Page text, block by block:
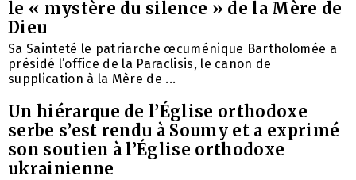
le « mystère du silence » de la Mère de
Dieu
Sa Sainteté le patriarche œcuménique Bartholomée a
présidé l’office de la Paraclisis, le canon de
supplication à la Mère de ...
Un hiérarque de l’Église orthodoxe
serbe s’est rendu à Soumy et a exprimé
son soutien à l’Église orthodoxe
ukrainienne